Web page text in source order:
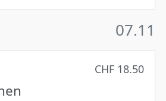
07.11
CHF 18.50